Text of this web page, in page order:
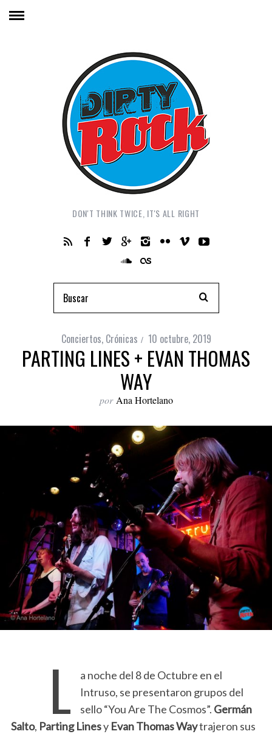
DON'T THINK TWICE, IT'S ALL RIGHT
Conciertos, Crónicas 10 octubre, 2019
PARTING LINES + EVAN THOMAS
WAY
por Ana Hortelano
L
a noche del 8 de Octubre en el
Intruso, se presentaron grupos del
sello “You Are The Cosmos”. Germán
Salto, Parting Linesy Evan Thomas Waytrajeron sus